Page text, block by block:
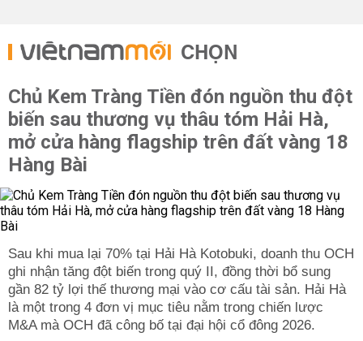
CHỌN
Chủ Kem Tràng Tiền đón nguồn thu đột
biến sau thương vụ thâu tóm Hải Hà,
mở cửa hàng flagship trên đất vàng 18
Hàng Bài
Sau khi mua lại 70% tại Hải Hà Kotobuki, doanh thu OCH
ghi nhận tăng đột biến trong quý II, đồng thời bổ sung
gần 82 tỷ lợi thế thương mại vào cơ cấu tài sản. Hải Hà
là một trong 4 đơn vị mục tiêu nằm trong chiến lược
M&A mà OCH đã công bố tại đại hội cổ đông 2026.